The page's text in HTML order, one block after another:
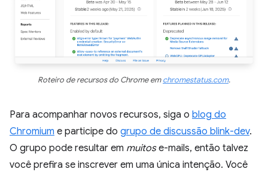
Roteiro de recursos do Chrome emchromestatus.com.
Para acompanhar novos recursos, siga o blog do
Chromium e participe do grupo de discussão blink-dev.
O grupo pode resultar em muitose-mails, então talvez
você prefira se inscrever em uma única intenção. Você